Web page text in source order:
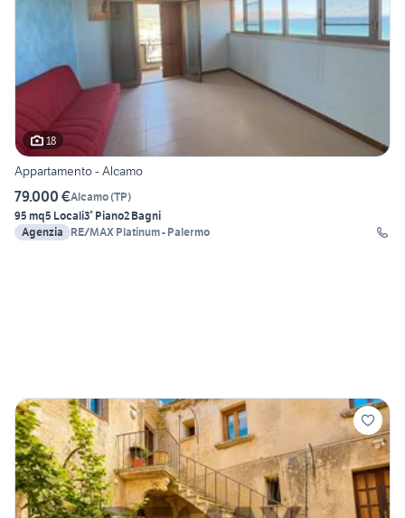
18
Appartamento - Alcamo
79.000 €Alcamo(TP)
95 mq5 Locali3° Piano2 Bagni
Agenzia
RE/MAX Platinum - Palermo